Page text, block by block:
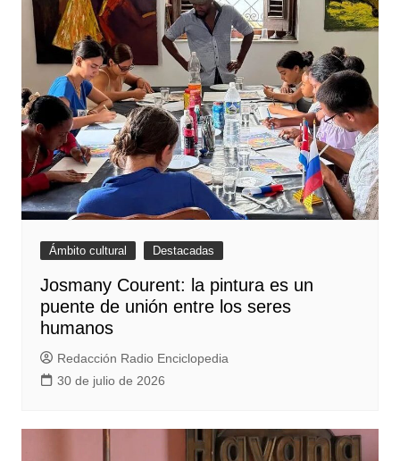
Ámbito cultural Destacadas
Josmany Courent: la pintura es un
puente de unión entre los seres
humanos
Redacción Radio Enciclopedia
30 de julio de 2026